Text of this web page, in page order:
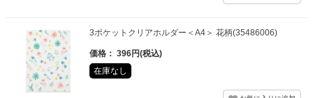
3ポケットクリアホルダー＜A4＞ 花柄(35486006)
価格： 396円(税込)
在庫なし